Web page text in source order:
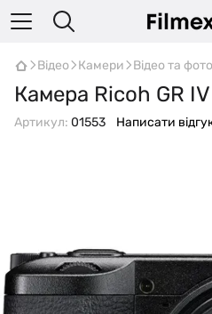
Відео Камери Відео та
Камера Ricoh GR
Артикул: 01553 Написати